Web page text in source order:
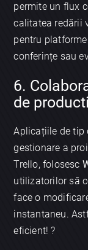
permite un flux
calitatea redării
pentru
conferințe sau
6.
de
Aplicațiile de tip
gestionare a
Trello, folosesc
utilizatorilor să
face o
instantaneu.
eficient! ?